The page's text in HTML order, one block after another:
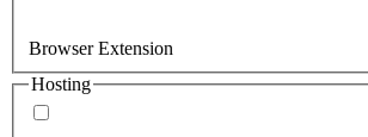
Browser Extension
Hosting